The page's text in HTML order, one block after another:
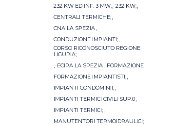
Tags
232 KW ED INF. 3 MW;, 232 KW;,
CENTRALI TERMICHE;,
CNA LA SPEZIA,
CONDUZIONE IMPIANTI;,
CORSO RICONOSCIUTO REGIONE
LIGURIA;
, ECIPA LA SPEZIA, FORMAZIONE,
FORMAZIONE IMPIANTISTI;,
IMPIANTI CONDOMINII;,
IMPIANTI TERMICI CIVILI SUP.0,
IMPIANTI TERMICI;,
MANUTENTORI TERMOIDRAULICI;,